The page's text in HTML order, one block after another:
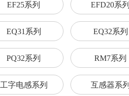
EF25系列 EFD20系列
EQ31系列 EQ32系列
PQ32系列 RM7系列
工字电感系列 互感器系列